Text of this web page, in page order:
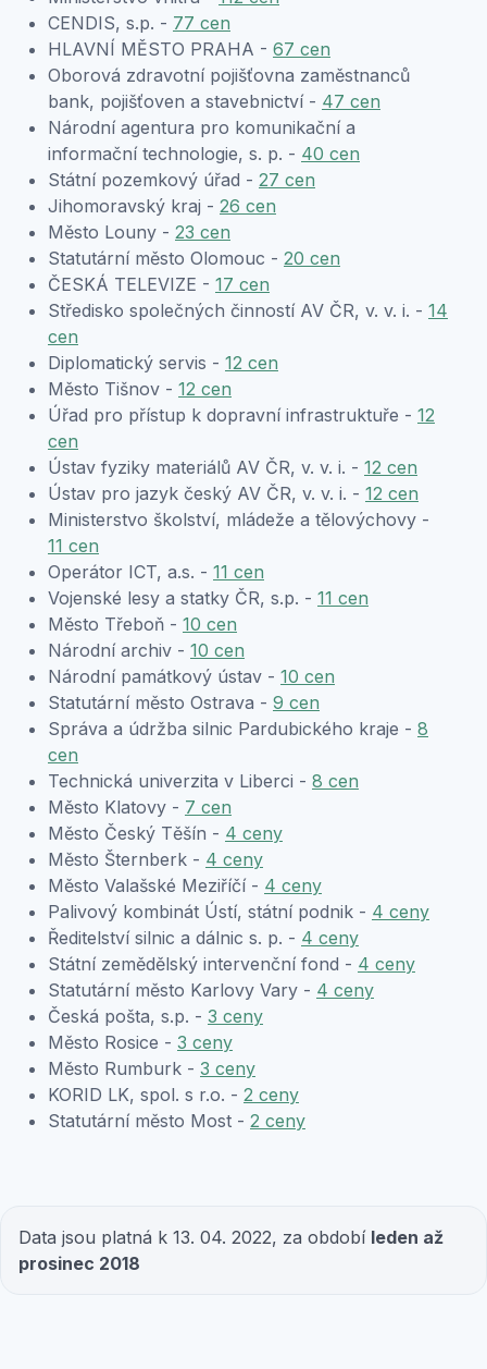
CENDIS, s.p. - 77 cen
HLAVNÍ MĚSTO PRAHA - 67 cen
Oborová zdravotní pojišťovna zaměstnanců
bank, pojišťoven a stavebnictví - 47 cen
Národní agentura pro komunikační a
informační technologie, s. p. - 40 cen
Státní pozemkový úřad - 27 cen
Jihomoravský kraj - 26 cen
Město Louny - 23 cen
Statutární město Olomouc - 20 cen
ČESKÁ TELEVIZE - 17 cen
Středisko společných činností AV ČR, v. v. i. - 14
cen
Diplomatický servis - 12 cen
Město Tišnov - 12 cen
Úřad pro přístup k dopravní infrastruktuře - 12
cen
Ústav fyziky materiálů AV ČR, v. v. i. - 12 cen
Ústav pro jazyk český AV ČR, v. v. i. - 12 cen
Ministerstvo školství, mládeže a tělovýchovy -
11 cen
Operátor ICT, a.s. - 11 cen
Vojenské lesy a statky ČR, s.p. - 11 cen
Město Třeboň - 10 cen
Národní archiv - 10 cen
Národní památkový ústav - 10 cen
Statutární město Ostrava - 9 cen
Správa a údržba silnic Pardubického kraje - 8
cen
Technická univerzita v Liberci - 8 cen
Město Klatovy - 7 cen
Město Český Těšín - 4 ceny
Město Šternberk - 4 ceny
Město Valašské Meziříčí - 4 ceny
Palivový kombinát Ústí, státní podnik - 4 ceny
Ředitelství silnic a dálnic s. p. - 4 ceny
Státní zemědělský intervenční fond - 4 ceny
Statutární město Karlovy Vary - 4 ceny
Česká pošta, s.p. - 3 ceny
Město Rosice - 3 ceny
Město Rumburk - 3 ceny
KORID LK, spol. s r.o. - 2 ceny
Statutární město Most - 2 ceny
Data jsou platná k 13. 04. 2022, za období leden až
prosinec 2018